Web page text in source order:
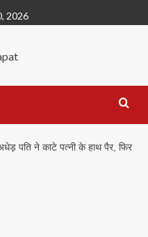
2026
पति ने काटे पत्नी के हाथ पैर, फिर